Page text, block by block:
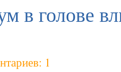
в голове
1